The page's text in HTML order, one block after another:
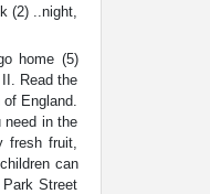
(2) ..night,
home (5)
Read the
England.
need in the
fresh fruit,
can
Street